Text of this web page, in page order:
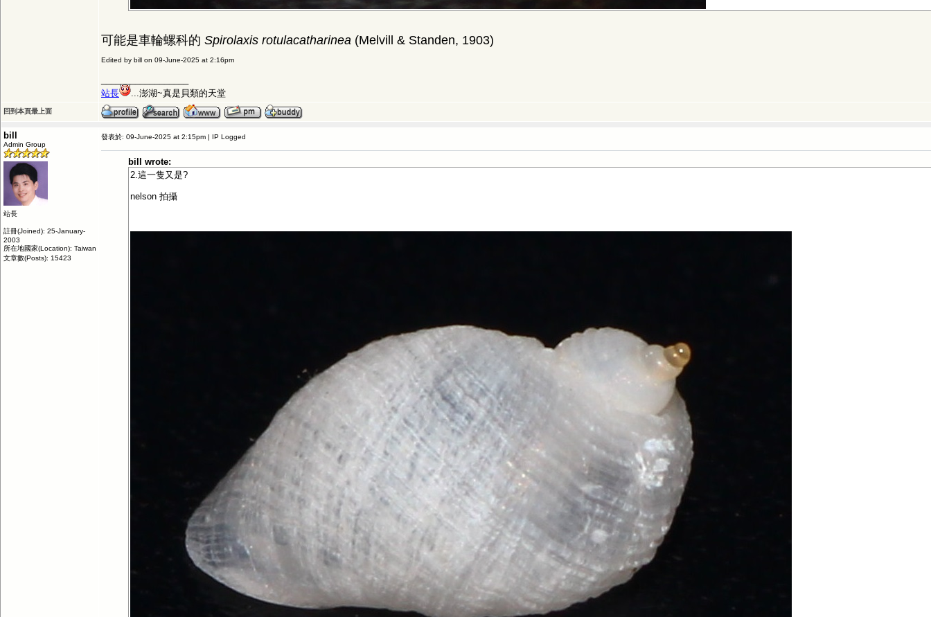
可能是車輪螺科的 Spirolaxis rotulacatharinea (Melvill & Standen, 1903)
Edited by bill on 09-June-2025 at 2:16pm
站長
...澎湖~真是貝類的天堂
回到本頁最上面
bill
Admin Group
站長
註冊(Joined): 25-January-
2003
所在地國家(Location): Taiwan
文章數(Posts): 15423
發表於: 09-June-2025 at 2:15pm | IP Logged
bill wrote:
2.這一隻又是?
nelson 拍攝